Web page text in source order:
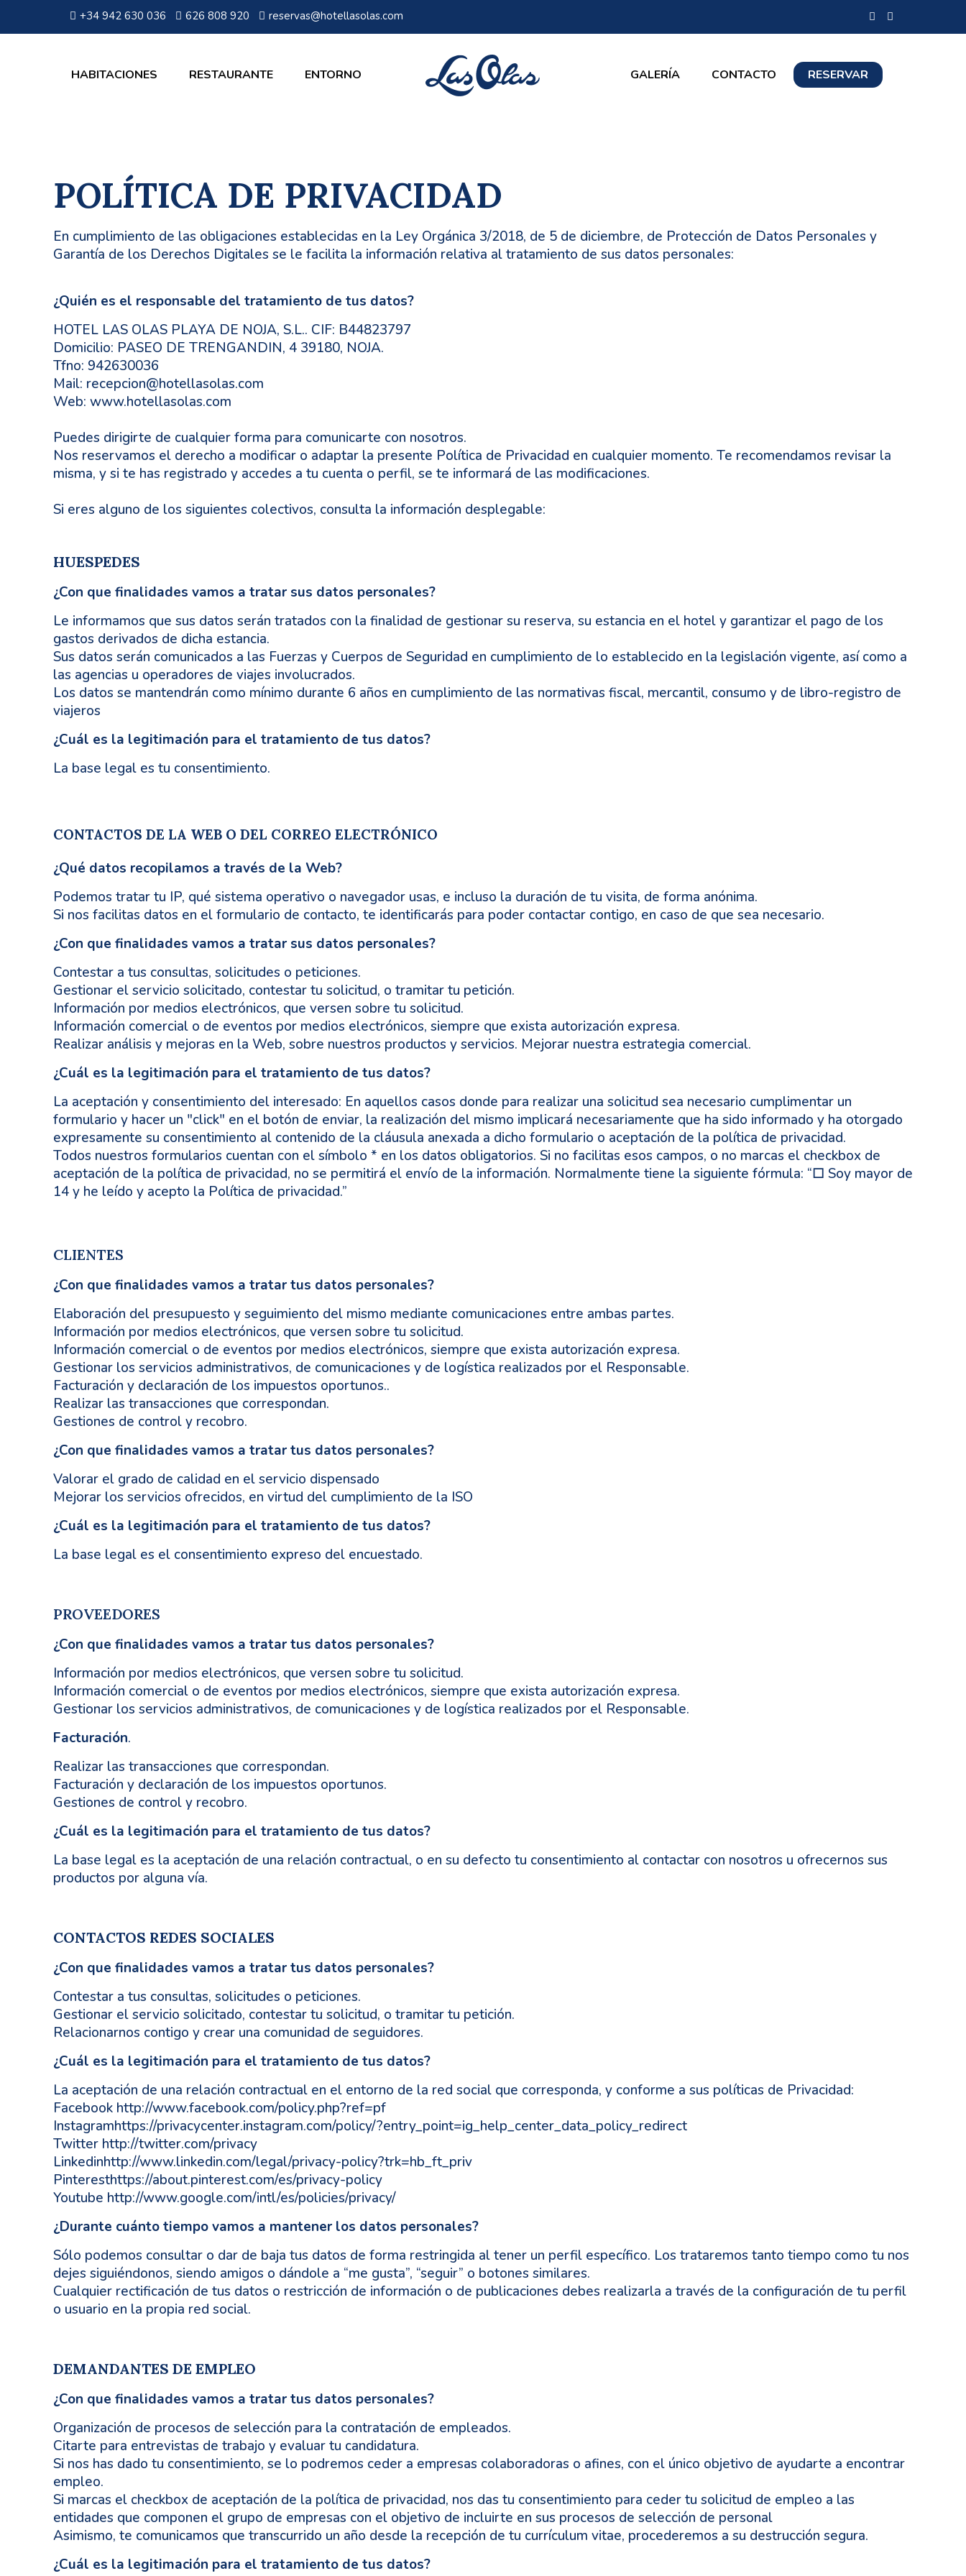
+34 942 630 036 626 808 920 reservas@hotellasolas.com
HABITACIONES RESTAURANTE ENTORNO GALERÍA CONTACTO RESERVAR
POLÍTICA DE PRIVACIDAD
En cumplimiento de las obligaciones establecidas en la Ley Orgánica 3/2018, de 5 de diciembre, de Protección de Datos Personales y
Garantía de los Derechos Digitales se le facilita la información relativa al tratamiento de sus datos personales:
¿Quién es el responsable del tratamiento de tus datos?
HOTEL LAS OLAS PLAYA DE NOJA, S.L.. CIF: B44823797
Domicilio: PASEO DE TRENGANDIN, 4 39180, NOJA.
Tfno: 942630036
Mail: recepcion@hotellasolas.com
Web: www.hotellasolas.com
Puedes dirigirte de cualquier forma para comunicarte con nosotros.
Nos reservamos el derecho a modificar o adaptar la presente Política de Privacidad en cualquier momento. Te recomendamos revisar la
misma, y si te has registrado y accedes a tu cuenta o perfil, se te informará de las modificaciones.
Si eres alguno de los siguientes colectivos, consulta la información desplegable:
HUESPEDES
¿Con que finalidades vamos a tratar sus datos personales?
Le informamos que sus datos serán tratados con la finalidad de gestionar su reserva, su estancia en el hotel y garantizar el pago de los
gastos derivados de dicha estancia.
Sus datos serán comunicados a las Fuerzas y Cuerpos de Seguridad en cumplimiento de lo establecido en la legislación vigente, así como a
las agencias u operadores de viajes involucrados.
Los datos se mantendrán como mínimo durante 6 años en cumplimiento de las normativas fiscal, mercantil, consumo y de libro-registro de
viajeros
¿Cuál es la legitimación para el tratamiento de tus datos?
La base legal es tu consentimiento.
CONTACTOS DE LA WEB O DEL CORREO ELECTRÓNICO
¿Qué datos recopilamos a través de la Web?
Podemos tratar tu IP, qué sistema operativo o navegador usas, e incluso la duración de tu visita, de forma anónima.
Si nos facilitas datos en el formulario de contacto, te identificarás para poder contactar contigo, en caso de que sea necesario.
¿Con que finalidades vamos a tratar sus datos personales?
Contestar a tus consultas, solicitudes o peticiones.
Gestionar el servicio solicitado, contestar tu solicitud, o tramitar tu petición.
Información por medios electrónicos, que versen sobre tu solicitud.
Información comercial o de eventos por medios electrónicos, siempre que exista autorización expresa.
Realizar análisis y mejoras en la Web, sobre nuestros productos y servicios. Mejorar nuestra estrategia comercial.
¿Cuál es la legitimación para el tratamiento de tus datos?
La aceptación y consentimiento del interesado: En aquellos casos donde para realizar una solicitud sea necesario cumplimentar un
formulario y hacer un "click" en el botón de enviar, la realización del mismo implicará necesariamente que ha sido informado y ha otorgado
expresamente su consentimiento al contenido de la cláusula anexada a dicho formulario o aceptación de la política de privacidad.
Todos nuestros formularios cuentan con el símbolo * en los datos obligatorios. Si no facilitas esos campos, o no marcas el checkbox de
aceptación de la política de privacidad, no se permitirá el envío de la información. Normalmente tiene la siguiente fórmula: “□ Soy mayor de
14 y he leído y acepto la Política de privacidad.”
CLIENTES
¿Con que finalidades vamos a tratar tus datos personales?
Elaboración del presupuesto y seguimiento del mismo mediante comunicaciones entre ambas partes.
Información por medios electrónicos, que versen sobre tu solicitud.
Información comercial o de eventos por medios electrónicos, siempre que exista autorización expresa.
Gestionar los servicios administrativos, de comunicaciones y de logística realizados por el Responsable.
Facturación y declaración de los impuestos oportunos..
Realizar las transacciones que correspondan.
Gestiones de control y recobro.
¿Con que finalidades vamos a tratar tus datos personales?
Valorar el grado de calidad en el servicio dispensado
Mejorar los servicios ofrecidos, en virtud del cumplimiento de la ISO
¿Cuál es la legitimación para el tratamiento de tus datos?
La base legal es el consentimiento expreso del encuestado.
PROVEEDORES
¿Con que finalidades vamos a tratar tus datos personales?
Información por medios electrónicos, que versen sobre tu solicitud.
Información comercial o de eventos por medios electrónicos, siempre que exista autorización expresa.
Gestionar los servicios administrativos, de comunicaciones y de logística realizados por el Responsable.
Facturación.
Realizar las transacciones que correspondan.
Facturación y declaración de los impuestos oportunos.
Gestiones de control y recobro.
¿Cuál es la legitimación para el tratamiento de tus datos?
La base legal es la aceptación de una relación contractual, o en su defecto tu consentimiento al contactar con nosotros u ofrecernos sus
productos por alguna vía.
CONTACTOS REDES SOCIALES
¿Con que finalidades vamos a tratar tus datos personales?
Contestar a tus consultas, solicitudes o peticiones.
Gestionar el servicio solicitado, contestar tu solicitud, o tramitar tu petición.
Relacionarnos contigo y crear una comunidad de seguidores.
¿Cuál es la legitimación para el tratamiento de tus datos?
La aceptación de una relación contractual en el entorno de la red social que corresponda, y conforme a sus políticas de Privacidad:
Facebook http://www.facebook.com/policy.php?ref=pf
Instagramhttps://privacycenter.instagram.com/policy/?entry_point=ig_help_center_data_policy_redirect
Twitter http://twitter.com/privacy
Linkedinhttp://www.linkedin.com/legal/privacy-policy?trk=hb_ft_priv
Pinteresthttps://about.pinterest.com/es/privacy-policy
Youtube http://www.google.com/intl/es/policies/privacy/
¿Durante cuánto tiempo vamos a mantener los datos personales?
Sólo podemos consultar o dar de baja tus datos de forma restringida al tener un perfil específico. Los trataremos tanto tiempo como tu nos
dejes siguiéndonos, siendo amigos o dándole a “me gusta”, “seguir” o botones similares.
Cualquier rectificación de tus datos o restricción de información o de publicaciones debes realizarla a través de la configuración de tu perfil
o usuario en la propia red social.
DEMANDANTES DE EMPLEO
¿Con que finalidades vamos a tratar tus datos personales?
Organización de procesos de selección para la contratación de empleados.
Citarte para entrevistas de trabajo y evaluar tu candidatura.
Si nos has dado tu consentimiento, se lo podremos ceder a empresas colaboradoras o afines, con el único objetivo de ayudarte a encontrar
empleo.
Si marcas el checkbox de aceptación de la política de privacidad, nos das tu consentimiento para ceder tu solicitud de empleo a las
entidades que componen el grupo de empresas con el objetivo de incluirte en sus procesos de selección de personal
Asimismo, te comunicamos que transcurrido un año desde la recepción de tu currículum vitae, procederemos a su destrucción segura.
¿Cuál es la legitimación para el tratamiento de tus datos?